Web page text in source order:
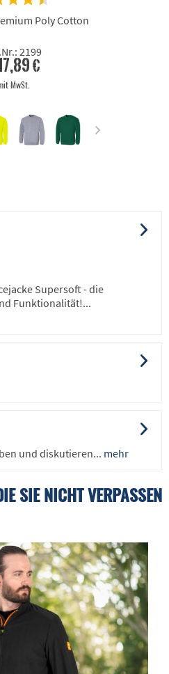
Poly Cotton
2199
€
MwSt.
Supersoft - die
Funktionalität!...
und diskutieren... mehr
SIE NICHT VERPASSEN